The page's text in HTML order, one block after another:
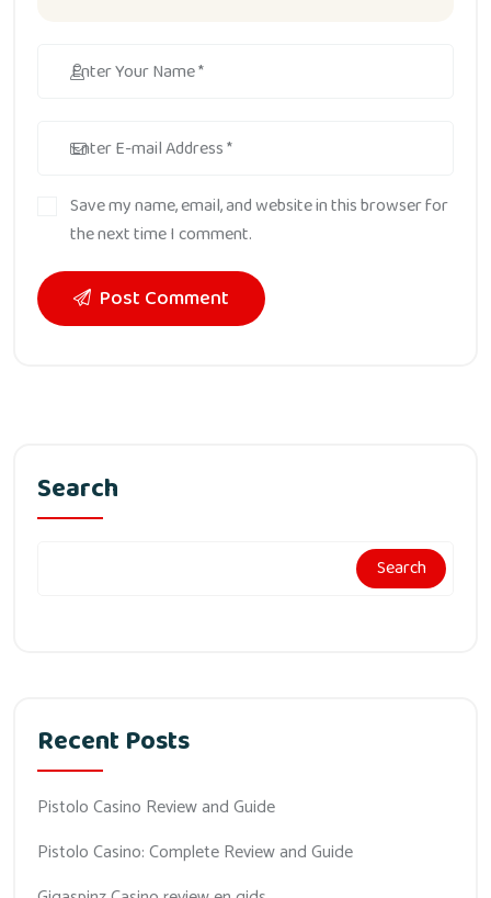
Save my name, email, and website in this browser for
the next time I comment.
Post Comment
Search
Search
Recent Posts
Pistolo Casino Review and Guide
Pistolo Casino: Complete Review and Guide